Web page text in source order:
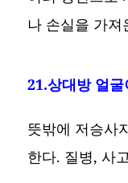
나 손실을 가져
21.상대방 얼
뜻밖에 저승사
한다. 질병, 사